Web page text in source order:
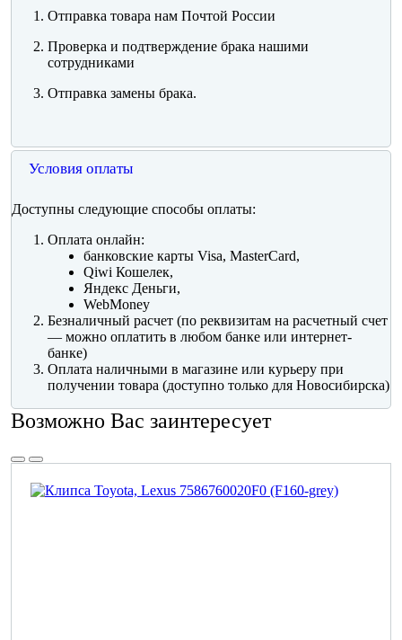
Отправка товара нам Почтой России
Проверка и подтверждение брака нашими
сотрудниками
Отправка замены брака.
Условия оплаты
Доступны следующие способы оплаты:
Оплата онлайн:
банковские карты Visa, MasterCard,
Qiwi Кошелек,
Яндекс Деньги,
WebMoney
Безналичный расчет (по реквизитам на расчетный счет
— можно оплатить в любом банке или интернет-
банке)
Оплата наличными в магазине или курьеру при
получении товара (доступно только для Новосибирска)
Возможно Вас заинтересует